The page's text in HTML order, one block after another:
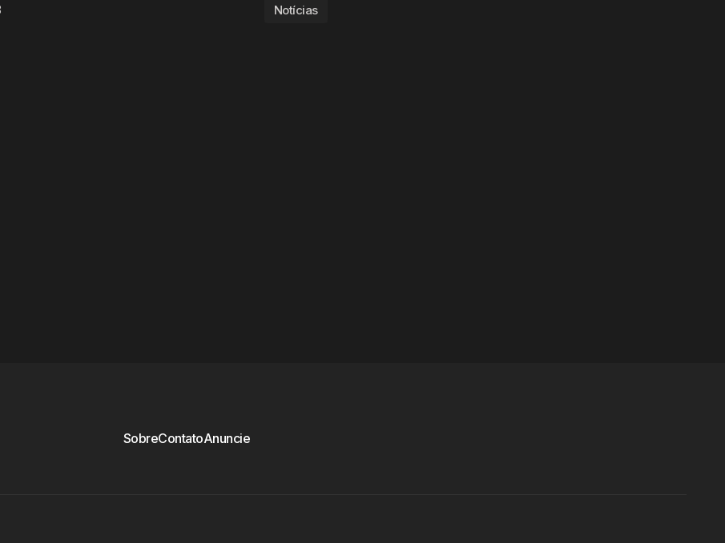
Notícias
SobreContatoAnuncie